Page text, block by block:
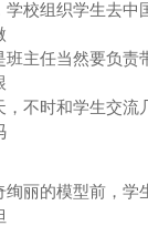
组织学生去中
主任当然要负责
，不时和学生交流
丽的模型前，学